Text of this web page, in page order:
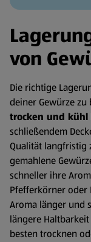
von
Die richtige
deiner Gewürze
trocken und kühl
schließendem
Qualität langfristig
gemahlene
schneller ihre
Pfefferkörner
Aroma länger und
längere
besten trocknen